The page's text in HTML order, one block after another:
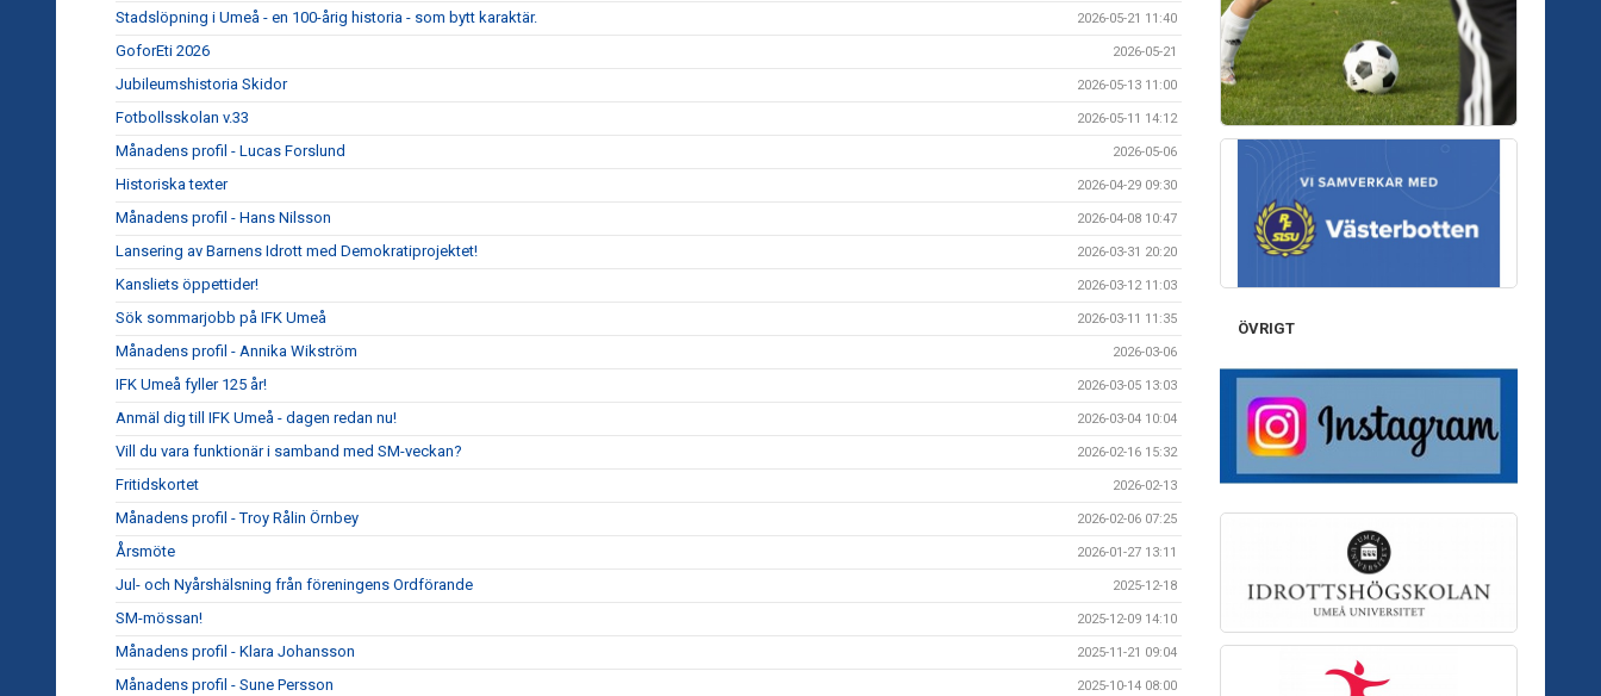
Stadslöpning i Umeå - en 100-årig historia - som bytt karaktär. 2026-05-21 11:40
GoforEti 2026 2026-05-21
Jubileumshistoria Skidor 2026-05-13 11:00
Fotbollsskolan v.33 2026-05-11 14:12
Månadens profil - Lucas Forslund 2026-05-06
Historiska texter 2026-04-29 09:30
Månadens profil - Hans Nilsson 2026-04-08 10:47
Lansering av Barnens Idrott med Demokratiprojektet! 2026-03-31 20:20
Kansliets öppettider! 2026-03-12 11:03
Sök sommarjobb på IFK Umeå 2026-03-11 11:35
Månadens profil - Annika Wikström 2026-03-06
IFK Umeå fyller 125 år! 2026-03-05 13:03
Anmäl dig till IFK Umeå - dagen redan nu! 2026-03-04 10:04
Vill du vara funktionär i samband med SM-veckan? 2026-02-16 15:32
Fritidskortet 2026-02-13
Månadens profil - Troy Rålin Örnbey 2026-02-06 07:25
Årsmöte 2026-01-27 13:11
Jul- och Nyårshälsning från föreningens Ordförande 2025-12-18
SM-mössan! 2025-12-09 14:10
Månadens profil - Klara Johansson 2025-11-21 09:04
Månadens profil - Sune Persson 2025-10-14 08:00
ÖVRIGT